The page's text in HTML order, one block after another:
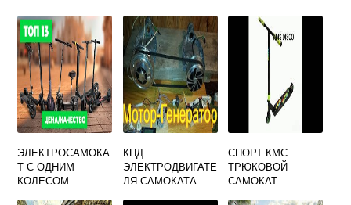
ЭЛЕКТРОСАМОКА
Т С ОДНИМ
КОЛЕСОМ
КПД
ЭЛЕКТРОДВИГАТЕ
ЛЯ САМОКАТА
СПОРТ КМС
ТРЮКОВОЙ
САМОКАТ